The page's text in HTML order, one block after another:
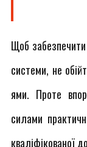
Щоб забезпечити
системи, не
ями. Проте
силами
кваліфікованої